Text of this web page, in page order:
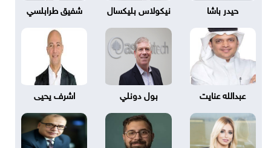
حيدر باشا نيكولاس بليكسال شفيق طرابلسي
عبدالله عنايت بول دونلي اشرف يحيى